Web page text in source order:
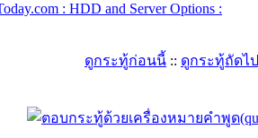
: HDD and Server Options :
ดูกระทู้ก่อนนี้ :: ดูกระทู้ถัดไป